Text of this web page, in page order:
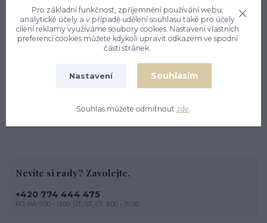
Kompletní specifikace
Zlaté dětské náušnice jsou zdobeny syntetikcým spinelem.
výšku je 15 mm. Rozměr zdobné části je 7x7 mm. Náušnice
mají zapínání na brizuru. Orientační váha náušnic je 1,28 g.
Nevíte si rady? Zavolejte.
+420 774 444 475
PO, PÁ: 7.00 - 13.00, ÚT, ST, ČT: 9.00 - 15.00
Pro základní funkčnost, zpříjemnění používání webu,
analytické účely a v případě udělení souhlasu také pro účely
cílení reklamy využíváme soubory cookies. Nastavení vlastních
preferencí cookies můžete kdykoli upravit odkazem ve spodní
části stránek.
Nastavení Souhlasím
Souhlas můžete odmítnout zde